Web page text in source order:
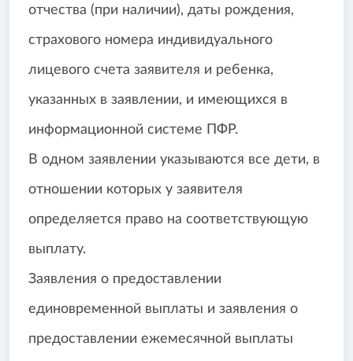
отчества (при наличии), даты рождения,
страхового номера индивидуального
лицевого счета заявителя и ребенка,
указанных в заявлении, и имеющихся в
информационной системе ПФР.
В одном заявлении указываются все дети, в
отношении которых у заявителя
определяется право на соответствующую
выплату.
Заявления о предоставлении
единовременной выплаты и заявления о
предоставлении ежемесячной выплаты